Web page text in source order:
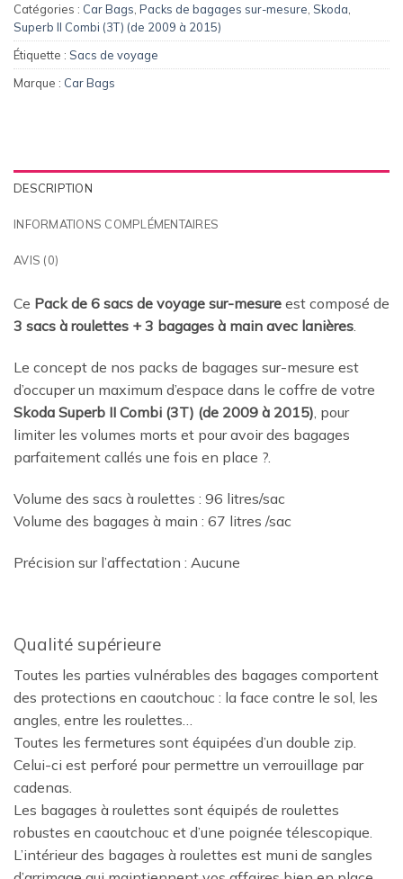
Catégories : Car Bags Packs de bagages sur-mesure Skoda
Superb II Combi (3T) (de 2009 à 2015)
Étiquette : Sacs de voyage
Marque : Car Bags
DESCRIPTION
INFORMATIONS COMPLÉMENTAIRES
AVIS (0)
Ce Pack de 6 sacs de voyage sur-mesure est composé de
3 sacs à roulettes + 3 bagages à main avec lanières.
Le concept de nos packs de bagages sur-mesure est
d’occuper un maximum d’espace dans le coffre de votre
Skoda Superb II Combi (3T) (de 2009 à 2015), pour
limiter les volumes morts et pour avoir des bagages
parfaitement callés une fois en place ?.
Volume des sacs à roulettes : 96 litres/sac
Volume des bagages à main : 67 litres /sac
Précision sur l’affectation : Aucune
Qualité supérieure
Toutes les parties vulnérables des bagages comportent
des protections en caoutchouc : la face contre le sol, les
angles, entre les roulettes…
Toutes les fermetures sont équipées d’un double zip.
Celui-ci est perforé pour permettre un verrouillage par
cadenas.
Les bagages à roulettes sont équipés de roulettes
robustes en caoutchouc et d’une poignée télescopique.
L’intérieur des bagages à roulettes est muni de sangles